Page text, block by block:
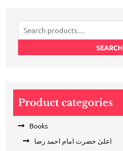
Search
for:
SEARCH
Product categories
Books
اعلیٰ حضرت امام احمد رضا